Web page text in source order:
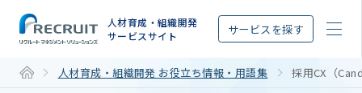
人材育成・組織開発
サービスサイト
サービスを探す
人材育成・組織開発 お役立ち情報・用語集 採用CX（